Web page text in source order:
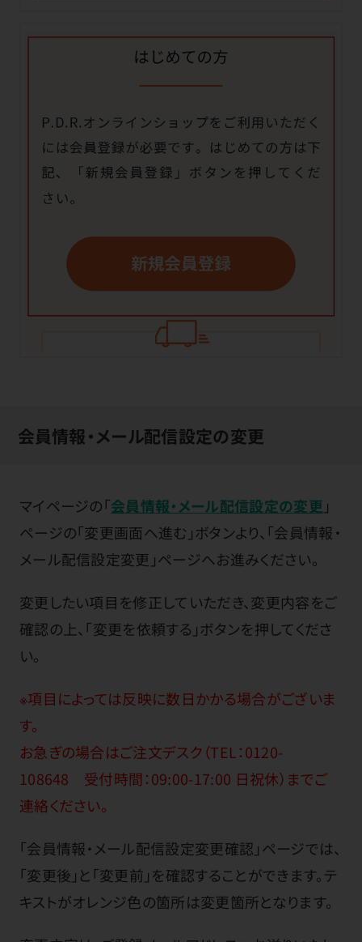
会員情報・メール配信設定の変更
マイページの「会員情報・メール配信設定の変更 」
ページの「変更画面へ進む」ボタンより、「会員情報・
メール配信設定変更」ページへお進みください。
変更したい項目を修正していただき、変更内容をご
確認の上、「変更を依頼する」ボタンを押してくださ
い。
※項目によっては反映に数日かかる場合がございま
す。
お急ぎの場合はご注文デスク（TEL：0120-
108648 受付時間：09:00-17:00 日祝休）までご
連絡ください。
「会員情報・メール配信設定変更確認」ページでは、
「変更後」と「変更前」を確認することができます。テ
キストがオレンジ色の箇所は変更箇所となります。